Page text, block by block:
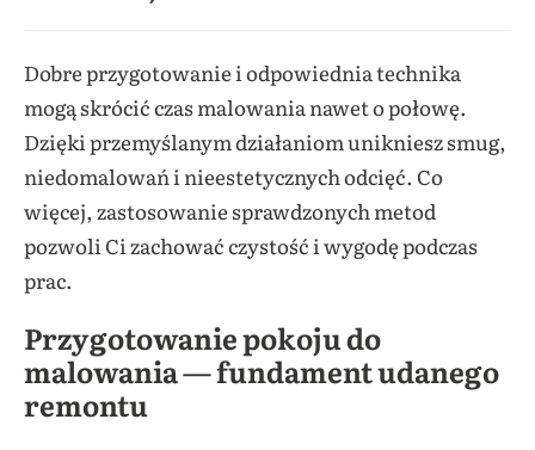
Dobre przygotowanie i odpowiednia technika
mogą skrócić czas malowania nawet o połowę.
Dzięki przemyślanym działaniom unikniesz smug,
niedomalowań i nieestetycznych odcięć. Co
więcej, zastosowanie sprawdzonych metod
pozwoli Ci zachować czystość i wygodę podczas
prac.
Przygotowanie pokoju do
malowania — fundament udanego
remontu